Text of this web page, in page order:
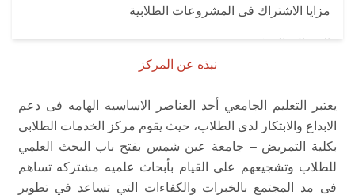
مزايا الاشتراك فى المشروعات الطلابية
الاتصال بالمركز
نبذه عن المركز
يعتبر التعليم الجامعي أحد العناصر الاساسيه الهامه فى دعم
الابداع والابتكار لدى الطلاب، حيث يقوم مركز الخدمات الطلابى
بكلية التمريض – جامعة عين شمس بفتح باب البحث العلمي
للطلاب وتشجيعهم على القيام بأبحاث علميه مشتركه تساهم
فى مد المجتمع بالخبرات والكفاءات التي تساعد في تطوير